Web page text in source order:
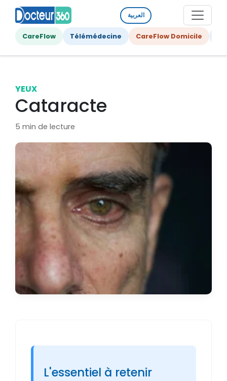
العربية
CareFlow Télémédecine CareFlow Domicile
YEUX
Cataracte
5 min de lecture
L'essentiel à retenir